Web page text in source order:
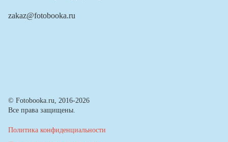
zakaz@fotobooka.ru
© Fotobooka.ru, 2016-2026
Все права защищены.
Политика конфиденциальности